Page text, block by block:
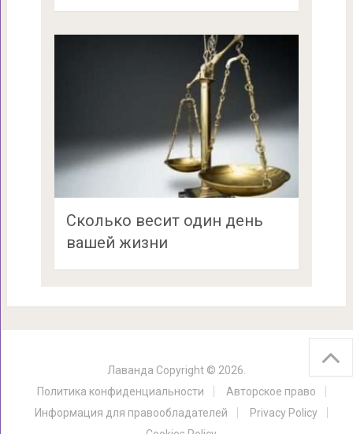
Сколько весит один день
вашей жизни
Лаванда Copyright © 2026.
Политика конфиденциальности
Авторское право
Информация для правообладателей
Privacy Policy